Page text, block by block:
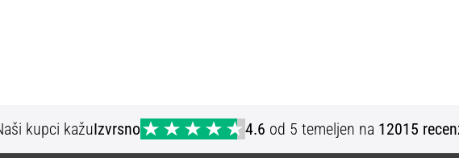
kupci kažuIzvrsno 4.6 od 5 temeljen na 12015